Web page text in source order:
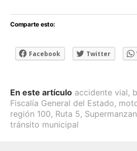
Comparte esto:
Facebook Twitter
En este artículo accidente vial,
Fiscalía General del Estado,
región 100, Ruta 5,
tránsito municipal